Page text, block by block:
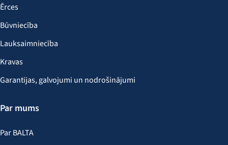
Ērces
Būvniecība
Lauksaimniecība
Kravas
Garantijas, galvojumi un nodrošinājumi
Par mums
Par BALTA